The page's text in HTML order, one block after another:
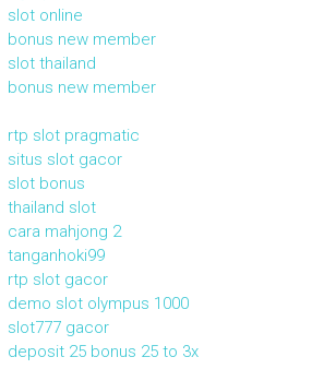
slot online
bonus new member
slot thailand
bonus new member
rtp slot pragmatic
situs slot gacor
slot bonus
thailand slot
cara mahjong 2
tanganhoki99
rtp slot gacor
demo slot olympus 1000
slot777 gacor
deposit 25 bonus 25 to 3x